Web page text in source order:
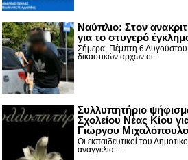
Nαύπλιο: Στον
για το στυγερό
Σήμερα, Πέμπτη 6
δικαστικών αρχών οι...
Συλλυπητήριο
Σχολείου Νέας Κίου
Γιώργου
Οι εκπαιδευτικοί του
αναγγελία ...